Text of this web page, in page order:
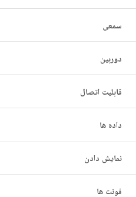
سمعی
دوربین
قابلیت اتصال
داده ها
نمایش دادن
فونت ها